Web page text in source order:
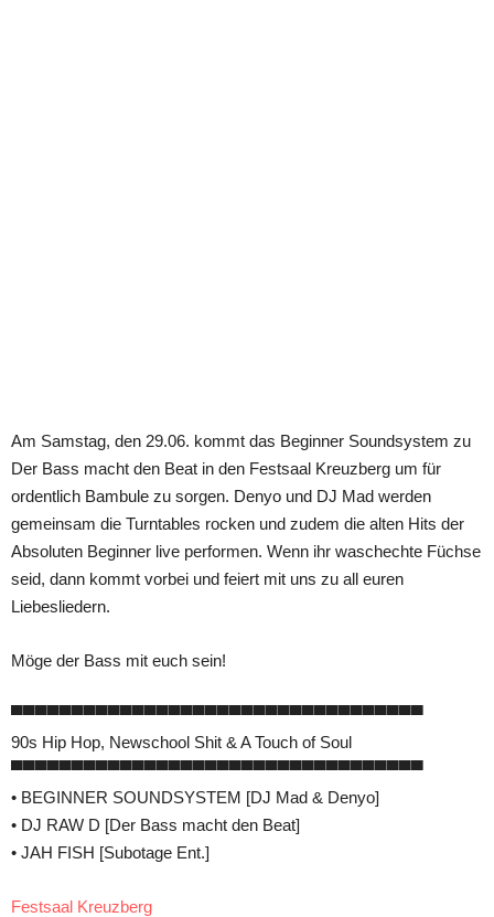
Am Samstag, den 29.06. kommt das Beginner Soundsystem zu
Der Bass macht den Beat in den Festsaal Kreuzberg um für
ordentlich Bambule zu sorgen. Denyo und DJ Mad werden
gemeinsam die Turntables rocken und zudem die alten Hits der
Absoluten Beginner live performen. Wenn ihr waschechte Füchse
seid, dann kommt vorbei und feiert mit uns zu all euren
Liebesliedern.
Möge der Bass mit euch sein!
▀▀▀▀▀▀▀▀▀▀▀▀▀▀▀▀▀▀▀▀▀▀▀▀▀▀▀▀▀▀▀▀▀▀
90s Hip Hop, Newschool Shit & A Touch of Soul
▀▀▀▀▀▀▀▀▀▀▀▀▀▀▀▀▀▀▀▀▀▀▀▀▀▀▀▀▀▀▀▀▀▀
• BEGINNER SOUNDSYSTEM [DJ Mad & Denyo]
• DJ RAW D [Der Bass macht den Beat]
• JAH FISH [Subotage Ent.]
Festsaal Kreuzberg